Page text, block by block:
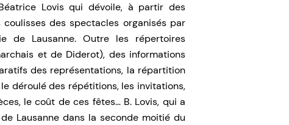
Lovis qui dévoile, à partir des
des spectacles organisés par
de Lausanne. Outre les répertoires
et de Diderot), des informations
des représentations, la répartition
déroulé des répétitions, les invitations,
le coût de ces fêtes… B. Lovis, qui a
Lausanne dans la seconde moitié du